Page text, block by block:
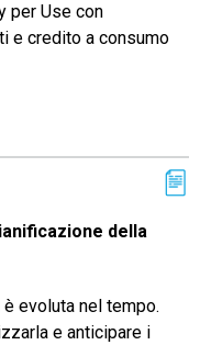
per Use con
e credito a consumo
della
evoluta nel tempo.
e anticipare i